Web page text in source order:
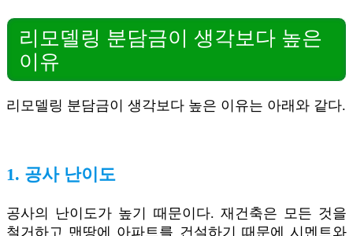
리모델링 분담금이 생각보다 높은
이유
리모델링 분담금이 생각보다 높은 이유는 아래와 같다.
1. 공사 난이도
공사의 난이도가 높기 때문이다. 재건축은 모든 것을
철거하고 맨땅에 아파트를 건설하기 때문에 시멘트와